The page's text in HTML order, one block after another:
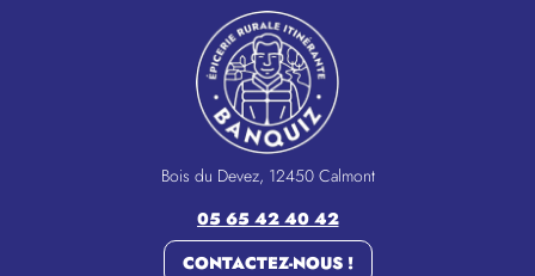
Bois du Devez, 12450 Calmont
05 65 42 40 42
CONTACTEZ-NOUS !